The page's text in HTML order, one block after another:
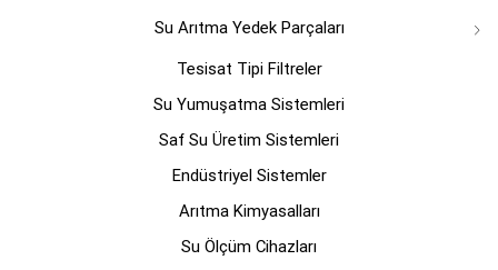
Su Arıtma Yedek Parçaları
Tesisat Tipi Filtreler
Su Yumuşatma Sistemleri
Saf Su Üretim Sistemleri
Endüstriyel Sistemler
Arıtma Kimyasalları
Su Ölçüm Cihazları